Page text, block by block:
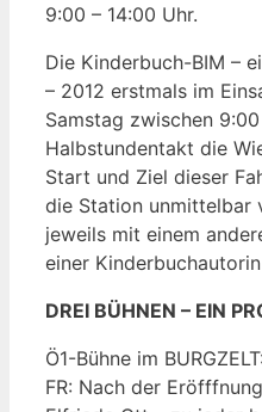
9:00 – 14:00 Uhr.
Die Kinderbuch-BIM –
– 2012 erstmals im
Samstag zwischen
Halbstundentakt die
Start und Ziel dieser
die Station unmittelbar
jeweils mit einem
einer
DREI BÜHNEN – EIN
Ö1-Bühne im BURGZELT:
FR: Nach der